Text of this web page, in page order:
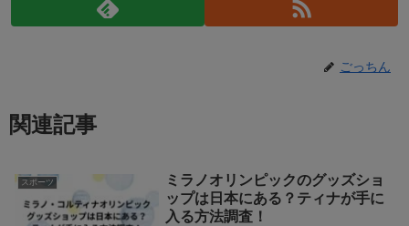
ごっちん
関連記事
スポーツ
ミラノオリンピックのグッズショ
ップは日本にある？ティナが手に
入る方法調査！